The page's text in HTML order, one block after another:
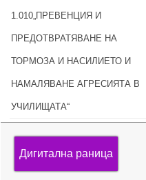
1.010„ПРЕВЕНЦИЯ И
ПРЕДОТВРАТЯВАНЕ НА
ТОРМОЗА И НАСИЛИЕТО И
НАМАЛЯВАНЕ АГРЕСИЯТА В
УЧИЛИЩАТА“
Дигитална раница